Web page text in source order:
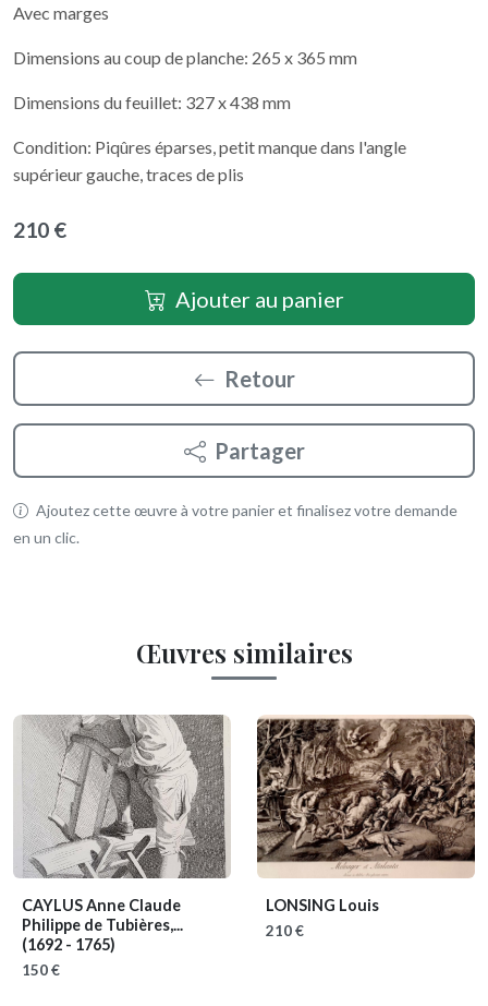
Avec marges
Dimensions au coup de planche: 265 x 365 mm
Dimensions du feuillet: 327 x 438 mm
Condition: Piqûres éparses, petit manque dans l'angle
supérieur gauche, traces de plis
210 €
Ajouter au panier
Retour
Partager
Ajoutez cette œuvre à votre panier et finalisez votre demande
en un clic.
Œuvres similaires
CAYLUS Anne Claude
Philippe de Tubières,...
(1692 - 1765)
150 €
LONSING Louis
210 €